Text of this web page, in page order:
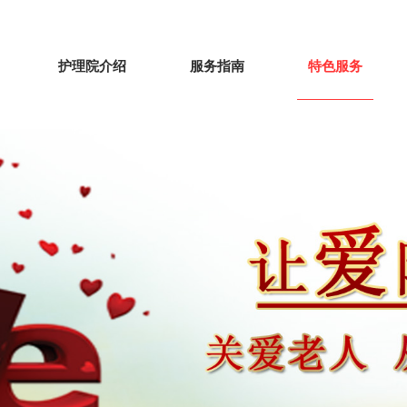
护理院介绍 服务指南 特色服务